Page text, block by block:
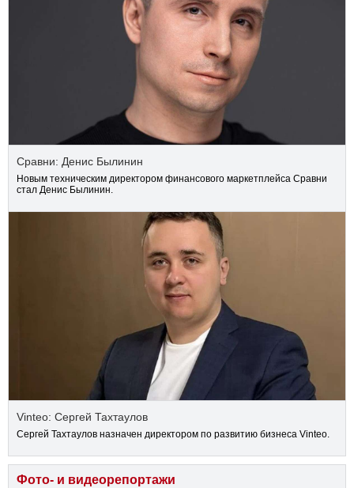
Сравни: Денис Былинин
Новым техническим директором финансового маркетплейса Сравни
стал Денис Былинин.
Vinteo: Сергей Тахтаулов
Сергей Тахтаулов назначен директором по развитию бизнеса Vinteo.
Фото- и видеорепортажи